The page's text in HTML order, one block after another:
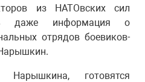
из НАТОвских сил
даже информация о
отрядов боевиков-
готовятся